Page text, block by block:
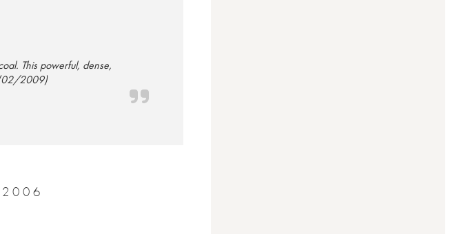
This powerful, dense,
(02/2009)
CHÂTEAU PAVIE MACQUIN 1ER GRAND CRU CLASSÉ B 2006